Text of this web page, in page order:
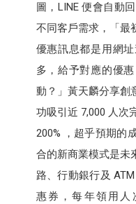
圖，LINE 便會自動
不同客戶需求，「最
優惠訊息都是用網
多，給予對應的優
動？」黃天麟分享創
功吸引近 7,000 人次
200% ，超乎預期的
合的新商業模式是未
路、行動銀行及
惠券，每年領用人